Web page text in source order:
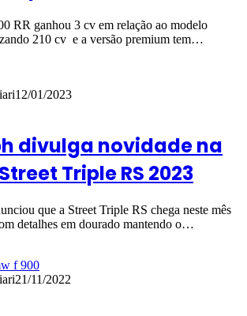
RR ganhou 3 cv em relação ao modelo
210 cv e a versão premium tem…
12/01/2023
divulga novidade na
Triple RS 2023
que a Street Triple RS chega neste mês
detalhes em dourado mantendo o…
21/11/2022